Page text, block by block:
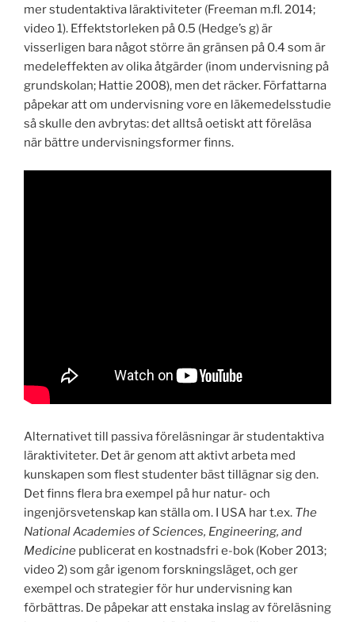
mer studentaktiva läraktiviteter (Freeman m.fl. 2014;
video 1). Effektstorleken på 0.5 (Hedge’s g) är
visserligen bara något större än gränsen på 0.4 som är
medeleffekten av olika åtgärder (inom undervisning på
grundskolan; Hattie 2008), men det räcker. Författarna
påpekar att om undervisning vore en läkemedelsstudie
så skulle den avbrytas: det alltså oetiskt att föreläsa
när bättre undervisningsformer finns.
Alternativet till passiva föreläsningar är studentaktiva
läraktiviteter. Det är genom att aktivt arbeta med
kunskapen som flest studenter bäst tillägnar sig den.
Det finns flera bra exempel på hur natur- och
ingenjörsvetenskap kan ställa om. I USA har t.ex. The
National Academies of Sciences, Engineering, and
Medicine publicerat en kostnadsfri e-bok (Kober 2013;
video 2) som går igenom forskningsläget, och ger
exempel och strategier för hur undervisning kan
förbättras. De påpekar att enstaka inslag av föreläsning